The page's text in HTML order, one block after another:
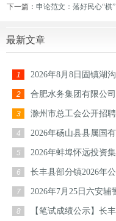
下一篇：申论范文：落好民心“棋
最新文章
1 2026年8月8日固镇湖
2 合肥水务集团有限公
3 滁州市总工会公开招
4 2026年砀山县县属国
5 2026年蚌埠怀远投资
6 长丰县部分镇2026年
7 2026年7月25日六安辅
8 【笔试成绩公示】长